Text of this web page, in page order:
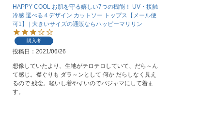
HAPPY COOL お肌を守る嬉しい7つの機能！ UV・接触
冷感 選べる４デザイン カットソー トップス【メール便
可1】 | 大きいサイズの通販ならハッピーマリリン
購入者
投稿日 2021/06/26
想像していたより、生地がテロテロしていて、だら～ん
て感じ。襟ぐりも ダラ～ンとして 何か だらしなく見え
るので 残念。軽いし着やすいのでパジャマにして着ま
す。